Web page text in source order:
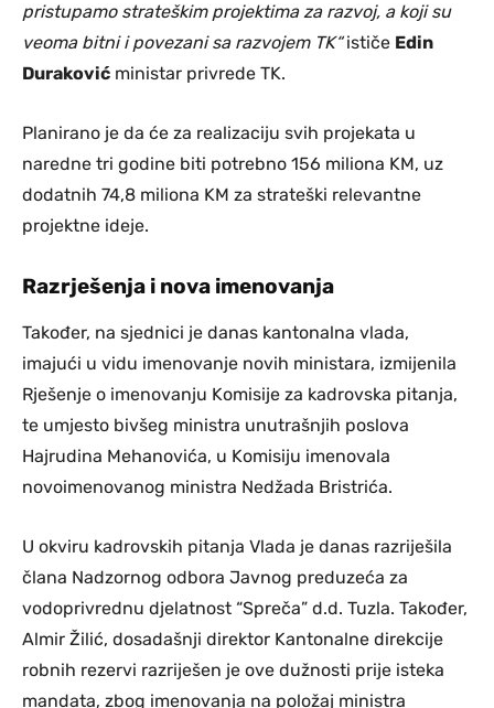
pristupamo strateškim projektima za razvoj, a koji su
veoma bitni i povezani sa razvojem TK“ističe Edin
Duraković ministar privrede TK.
Planirano je da će za realizaciju svih projekata u
naredne tri godine biti potrebno 156 miliona KM, uz
dodatnih 74,8 miliona KM za strateški relevantne
projektne ideje.
Razrješenja i nova imenovanja
Također, na sjednici je danas kantonalna vlada,
imajući u vidu imenovanje novih ministara, izmijenila
Rješenje o imenovanju Komisije za kadrovska pitanja,
te umjesto bivšeg ministra unutrašnjih poslova
Hajrudina Mehanovića, u Komisiju imenovala
novoimenovanog ministra Nedžada Bristrića.
U okviru kadrovskih pitanja Vlada je danas razriješila
člana Nadzornog odbora Javnog preduzeća za
vodoprivrednu djelatnost “Spreča” d.d. Tuzla. Također,
Almir Žilić, dosadašnji direktor Kantonalne direkcije
robnih rezervi razriješen je ove dužnosti prije isteka
mandata, zbog imenovanja na položaj ministra